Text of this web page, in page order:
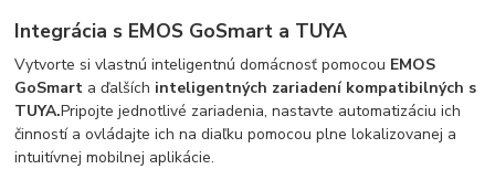
Integrácia s EMOS GoSmart a TUYA
Vytvorte si vlastnú inteligentnú domácnosť pomocou EMOS
GoSmart a ďalších inteligentných zariadení kompatibilných s
TUYA.Pripojte jednotlivé zariadenia, nastavte automatizáciu ich
činností a ovládajte ich na diaľku pomocou plne lokalizovanej a
intuitívnej mobilnej aplikácie.